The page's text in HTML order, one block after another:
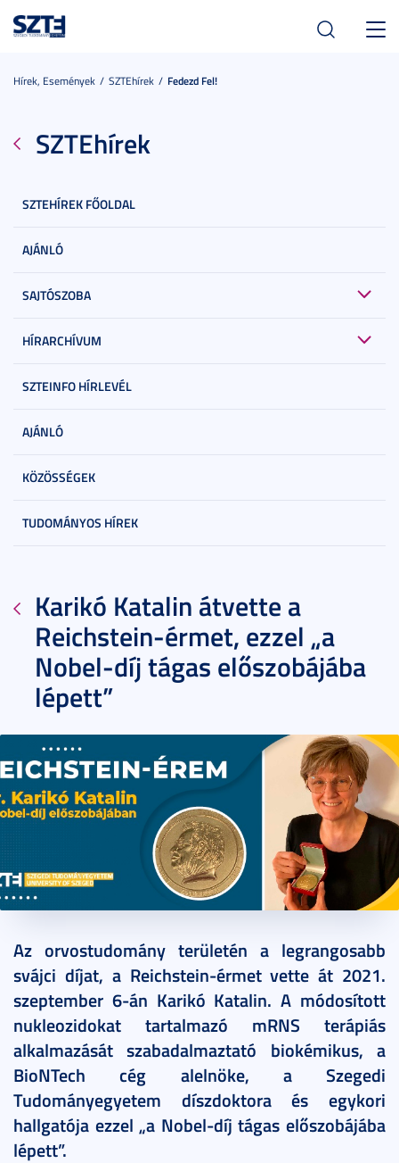
Hírek, Események SZTEhírek Fedezd Fel!
SZTEhírek
SZTEHÍREK FŐOLDAL
AJÁNLÓ
SAJTÓSZOBA
HÍRARCHÍVUM
SZTEINFO HÍRLEVÉL
AJÁNLÓ
KÖZÖSSÉGEK
TUDOMÁNYOS HÍREK
Karikó Katalin átvette a
Reichstein-érmet, ezzel „a
Nobel-díj tágas előszobájába
lépett”
Az orvostudomány területén a legrangosabb
svájci díjat, a Reichstein-érmet vette át 2021.
szeptember 6-án Karikó Katalin. A módosított
nukleozidokat tartalmazó mRNS terápiás
alkalmazását szabadalmaztató biokémikus, a
BioNTech cég alelnöke, a Szegedi
Tudományegyetem díszdoktora és egykori
hallgatója ezzel „a Nobel-díj tágas előszobájába
lépett”.